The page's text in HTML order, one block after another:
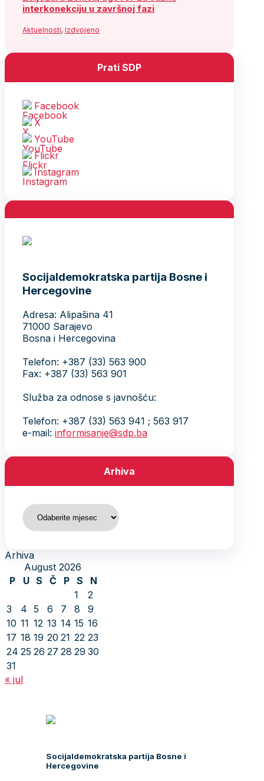
interkonekciju u završnoj fazi
Aktuelnosti, Izdvojeno
Prati SDP
Facebook
X
YouTube
Flickr
Instagram
Socijaldemokratska partija Bosne i
Hercegovine
Adresa: Alipašina 41
71000 Sarajevo
Bosna i Hercegovina
Telefon: +387 (33) 563 900
Fax: +387 (33) 563 901
Služba za odnose s javnošću:
Telefon: +387 (33) 563 941 ; 563 917
e-mail: informisanje@sdp.ba
Arhiva
Arhiva
Arhiva
August 2026
P
U S Č P S
N
1
2
3
4 5 6 7 8
9
10 11 12 13 14 15 16
17 18 19 20 21 22 23
24 25 26 27 28 29 30
31
« jul
Socijaldemokratska partija Bosne i
Hercegovine